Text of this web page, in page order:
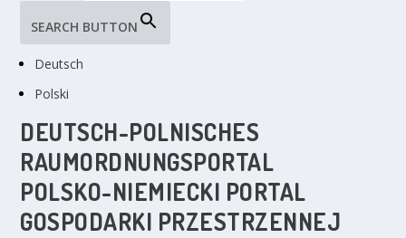
SEARCH BUTTON
Deutsch
Polski
DEUTSCH-POLNISCHES
RAUMORDNUNGSPORTAL
POLSKO-NIEMIECKI PORTAL
GOSPODARKI PRZESTRZENNEJ